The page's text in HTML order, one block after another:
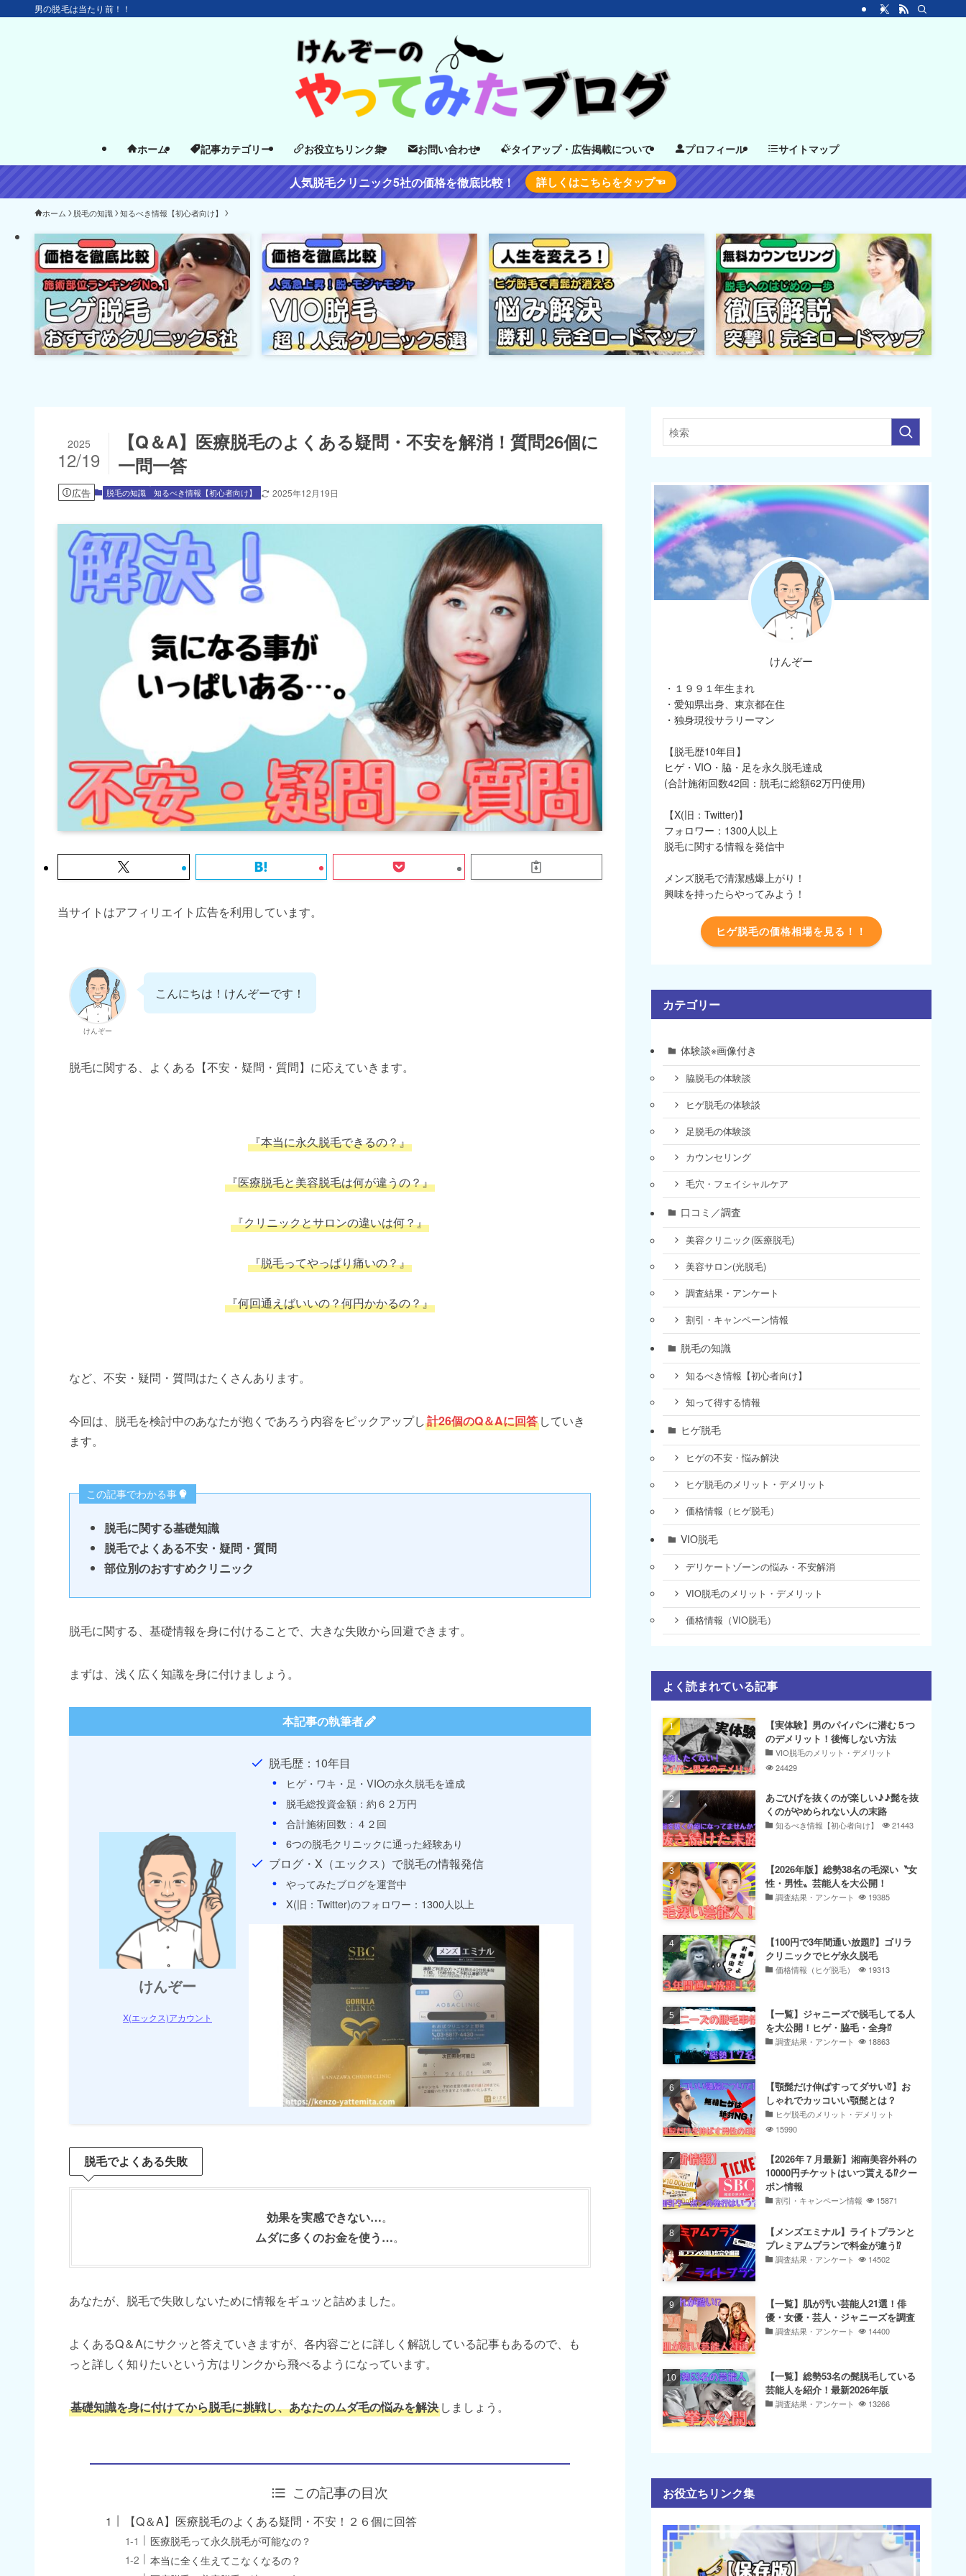
男の脱毛は当たり前！！
ホーム 記事カテゴリー お役立ちリンク集 お問い合わせ タイアップ・広告掲載について プロフィール サイトマップ
人気脱毛クリニック5社の価格を徹底比較！ 詳しくはこちらをタップ☜
ホーム 脱毛の知識 知るべき情報【初心者向け】
【Q＆A】医療脱毛のよくある疑問・不安を解消！質問26個に
一問一答
2025
12/19
広告 脱毛の知識 知るべき情報【初心者向け】 2025年12月19日
当サイトはアフィリエイト広告を利用しています。
けんぞー
こんにちは！けんぞーです！
脱毛に関する、よくある【不安・疑問・質問】に応えていきます。
『本当に永久脱毛できるの？』
『医療脱毛と美容脱毛は何が違うの？』
『クリニックとサロンの違いは何？』
『脱毛ってやっぱり痛いの？』
『何回通えばいいの？何円かかるの？』
など、不安・疑問・質問はたくさんあります。
今回は、脱毛を検討中のあなたが抱くであろう内容をピックアップし計26個のQ＆Aに回答 していき
ます。
この記事でわかる事
脱毛に関する基礎知識
脱毛でよくある不安・疑問・質問
部位別のおすすめクリニック
脱毛に関する、基礎情報を身に付けることで、大きな失敗から回避できます。
まずは、浅く広く知識を身に付けましょう。
本記事の執筆者
けんぞー
X(エックス)アカウント
脱毛歴：10年目
ヒゲ・ワキ・足・VIOの永久脱毛を達成
脱毛総投資金額：約６２万円
合計施術回数：４２回
6つの脱毛クリニックに通った経験あり
ブログ・X（エックス）で脱毛の情報発信
やってみたブログを運営中
X(旧：Twitter)のフォロワー：1300人以上
脱毛でよくある失敗
効果を実感できない…。
ムダに多くのお金を使う…。
あなたが、脱毛で失敗しないために情報をギュッと詰めました。
よくあるQ＆Aにサクッと答えていきますが、各内容ごとに詳しく解説している記事もあるので、も
っと詳しく知りたいという方はリンクから飛べるようになっています。
基礎知識を身に付けてから脱毛に挑戦し、あなたのムダ毛の悩みを解決 しましょう。
この記事の目次
【Q＆A】医療脱毛のよくある疑問・不安！２６個に回答
医療脱毛って永久脱毛が可能なの？
本当に全く生えてこなくなるの？
けんぞー
・１９９１年生まれ
・愛知県出身、東京都在住
・独身現役サラリーマン
【脱毛歴10年目】
ヒゲ・VIO・脇・足を永久脱毛達成
(合計施術回数42回：脱毛に総額62万円使用)
【X(旧：Twitter)】
フォロワー：1300人以上
脱毛に関する情報を発信中
メンズ脱毛で清潔感爆上がり！
興味を持ったらやってみよう！
ヒゲ脱毛の価格相場を見る！！
カテゴリー
体験談※画像付き
脇脱毛の体験談
ヒゲ脱毛の体験談
足脱毛の体験談
カウンセリング
毛穴・フェイシャルケア
口コミ／調査
美容クリニック(医療脱毛)
美容サロン(光脱毛)
調査結果・アンケート
割引・キャンペーン情報
脱毛の知識
知るべき情報【初心者向け】
知って得する情報
ヒゲ脱毛
ヒゲの不安・悩み解決
ヒゲ脱毛のメリット・デメリット
価格情報（ヒゲ脱毛）
VIO脱毛
デリケートゾーンの悩み・不安解消
VIO脱毛のメリット・デメリット
価格情報（VIO脱毛）
よく読まれている記事
【実体験】男のパイパンに潜む５つ
のデメリット！後悔しない方法
VIO脱毛のメリット・デメリット
24429
あごひげを抜くのが楽しい♪♪髭を抜
くのがやめられない人の末路
知るべき情報【初心者向け】 21443
【2026年版】総勢38名の毛深い〝女
性・男性〟芸能人を大公開！
調査結果・アンケート 19385
【100円で3年間通い放題⁉】ゴリラ
クリニックでヒゲ永久脱毛
価格情報（ヒゲ脱毛） 19313
【一覧】ジャニーズで脱毛してる人
を大公開！ヒゲ・脇毛・全身⁉
調査結果・アンケート 18863
【顎髭だけ伸ばすってダサい⁉】お
しゃれでカッコいい顎髭とは？
ヒゲ脱毛のメリット・デメリット
15990
【2026年７月最新】湘南美容外科の
10000円チケットはいつ貰える⁉クー
ポン情報
割引・キャンペーン情報 15871
【メンズエミナル】ライトプランと
プレミアムプランで料金が違う⁉
調査結果・アンケート 14502
【一覧】肌が汚い芸能人21選！俳
優・女優・芸人・ジャニーズを調査
調査結果・アンケート 14400
【一覧】総勢53名の髭脱毛している
芸能人を紹介！最新2026年版
調査結果・アンケート 13266
お役立ちリンク集